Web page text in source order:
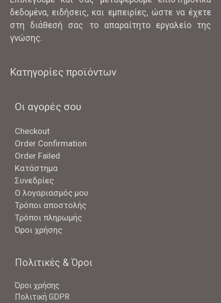
δεδομένα, ειδήσεις, και εμπειρίες, ώστε να έχετε
στη διάθεσή σας το απαραίτητο εργαλείο της
γνώσης.
Κατηγορίες προϊόντων
Οι αγορές σου
Checkout
Order Confirmation
Order Failed
Κατάστημα
Συνεδρίες
Ο λογαριασμός μου
Τρόποι αποστολής
Τρόποι πληρωμής
Όροι χρήσης
Πολιτικές & Όροι
Όροι χρήσης
Πολιτική GDPR